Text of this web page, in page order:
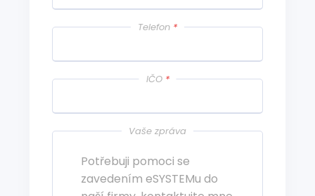
Telefon *
IČO *
Vaše zpráva